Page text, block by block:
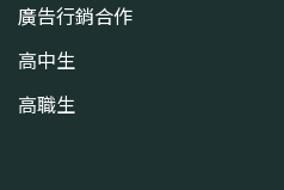
廣告行銷合作
高中生
高職生